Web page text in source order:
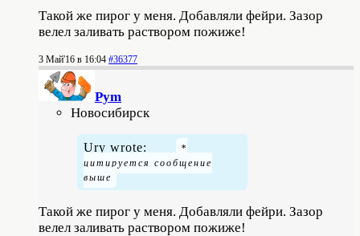
Такой же пирог у меня. Добавляли фейри. Зазор
велел заливать раствором пожиже!
3 Май'16 в 16:04 #36377
Pym
Новосибирск
Ury wrote:
Такой же пирог у меня. Добавляли фейри. Зазор
велел заливать раствором пожиже!